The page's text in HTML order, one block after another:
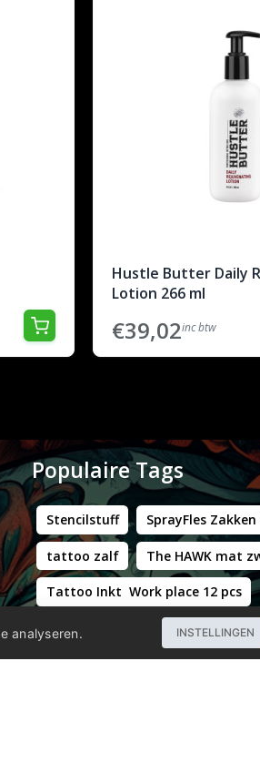
Hustle Butter Daily
Lotion 266 ml
€39,02inc btw
Populaire Tags
Stencilstuff SprayFles
tattoo zalf The HAWK mat
Tattoo Inkt Work place 12 pcs
Hustle Butter Deluxe Zakjes
Professional - Workstation Pro -
analyseren. INSTELLINGEN